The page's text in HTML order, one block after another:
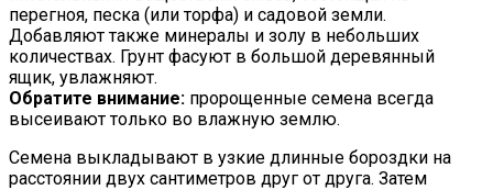
перегноя, песка (или торфа) и садовой земли.
Добавляют также минералы и золу в небольших
количествах. Грунт фасуют в большой деревянный
ящик, увлажняют.
Обратите внимание: пророщенные семена всегда
высеивают только во влажную землю.
Семена выкладывают в узкие длинные бороздки на
расстоянии двух сантиметров друг от друга. Затем